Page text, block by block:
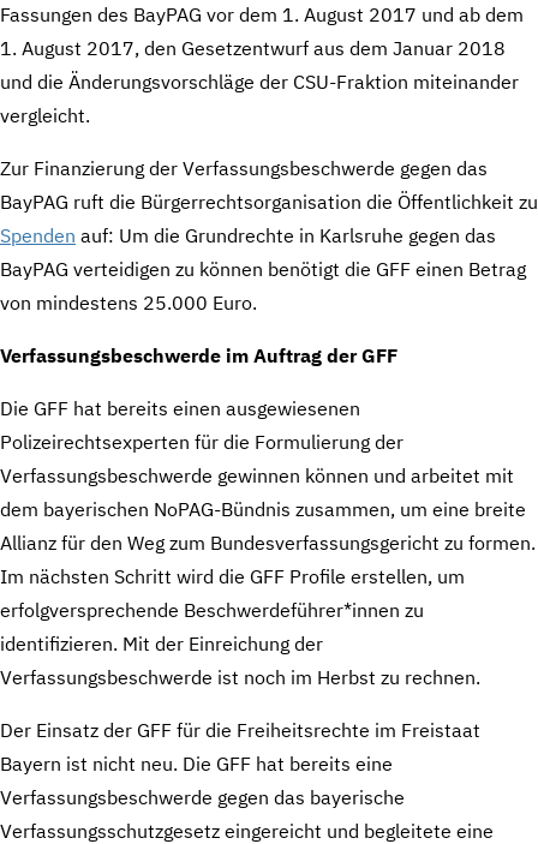
Fassungen des BayPAG vor dem 1. August 2017 und ab dem
1. August 2017, den Gesetzentwurf aus dem Januar 2018
und die Änderungsvorschläge der CSU-Fraktion miteinander
vergleicht.
Zur Finanzierung der Verfassungsbeschwerde gegen das
BayPAG ruft die Bürgerrechtsorganisation die Öffentlichkeit zu
Spenden auf: Um die Grundrechte in Karlsruhe gegen das
BayPAG verteidigen zu können benötigt die GFF einen Betrag
von mindestens 25.000 Euro.
Verfassungsbeschwerde im Auftrag der GFF
Die GFF hat bereits einen ausgewiesenen
Polizeirechtsexperten für die Formulierung der
Verfassungsbeschwerde gewinnen können und arbeitet mit
dem bayerischen NoPAG-Bündnis zusammen, um eine breite
Allianz für den Weg zum Bundesverfassungsgericht zu formen.
Im nächsten Schritt wird die GFF Profile erstellen, um
erfolgversprechende Beschwerdeführer*innen zu
identifizieren. Mit der Einreichung der
Verfassungsbeschwerde ist noch im Herbst zu rechnen.
Der Einsatz der GFF für die Freiheitsrechte im Freistaat
Bayern ist nicht neu. Die GFF hat bereits eine
Verfassungsbeschwerde gegen das bayerische
Verfassungsschutzgesetz eingereicht und begleitete eine